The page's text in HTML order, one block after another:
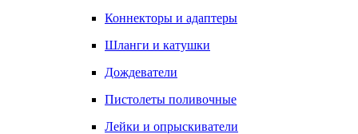
Коннекторы и адаптеры
Шланги и катушки
Дождеватели
Пистолеты поливочные
Лейки и опрыскиватели